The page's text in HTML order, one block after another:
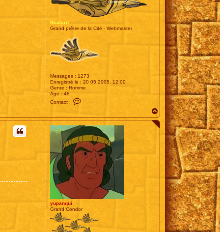
Routard
Grand prêtre de la Cité - Webmaster
Messages : 1273
Enregistré le : 20 05 2005, 12:00
Genre : Homme
Âge : 48
Contact :
t
c
t
e
r
R
o
t
d
a
u
yupanqui
Grand Condor